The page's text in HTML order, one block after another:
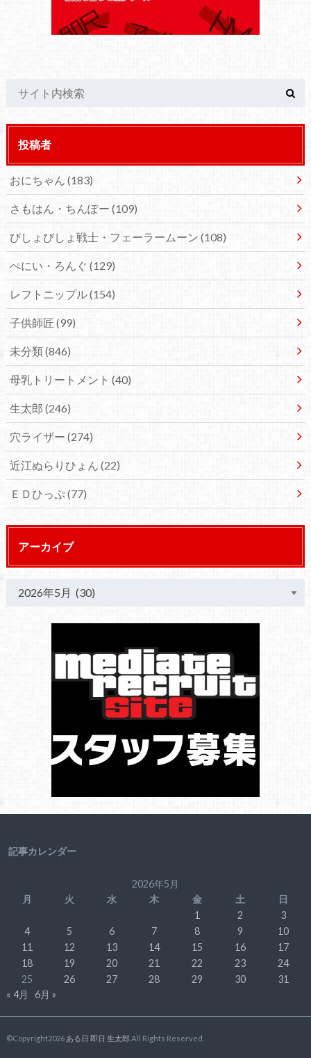
投稿者
おにちゃん (183)
さもはん・ちんぽー (109)
びしょびしょ戦士・フェーラームーン (108)
ぺにい・ろんぐ (129)
レフトニップル(154)
子供師匠 (99)
未分類(846)
母乳トリートメント (40)
生太郎 (246)
穴ライザー (274)
近江ぬらりひょん (22)
ＥＤひっぷ(77)
アーカイブ
記事カレンダー
2026年5月
月
火 水 木 金 土
日
1
2
3
4
5 6 7 8 9
10
11
12 13 14 15 16
17
18
19 20 21 22 23
24
25
26 27 28 29 30
31
« 4月
6月 »
©Copyright2026 ある日 即日 生太郎 .All Rights Reserved.